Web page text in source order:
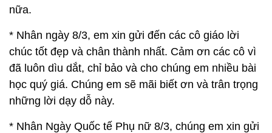
nữa.
* Nhân ngày 8/3, em xin gửi đến các cô giáo lời
chúc tốt đẹp và chân thành nhất. Cảm ơn các cô vì
đã luôn dìu dắt, chỉ bảo và cho chúng em nhiều bài
học quý giá. Chúng em sẽ mãi biết ơn và trân trọng
những lời dạy dỗ này.
* Nhân Ngày Quốc tế Phụ nữ 8/3, chúng em xin gửi